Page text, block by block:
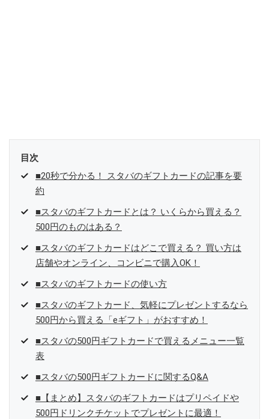
目次
■20秒で分かる！ スタバのギフトカードの記事を要
約
■スタバのギフトカードとは？ いくらから買える？
500円のものはある？
■スタバのギフトカードはどこで買える？ 買い方は
店舗やオンライン、コンビニで購入OK！
■スタバのギフトカードの使い方
■スタバのギフトカード、気軽にプレゼントするなら
500円から買える「eギフト」がおすすめ！
■スタバの500円ギフトカードで買えるメニュー一覧
表
■スタバの500円ギフトカードに関するQ&A
■【まとめ】スタバのギフトカードはプリペイドや
500円ドリンクチケットでプレゼントに最適！